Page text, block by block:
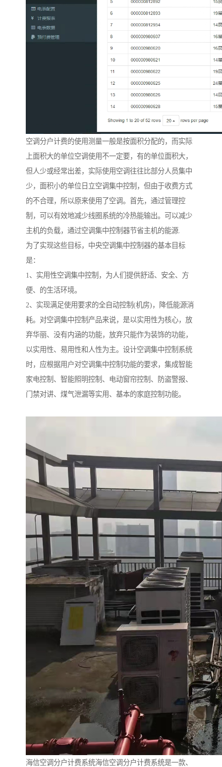
空调分户计费的使用测量一般是按面积分配的，而实际
上面积大的单位空调使用不一定要，有的单位面积大，
但人少或经常出差，实际使用空调往往比部分人员集中
少，面积小的单位日立空调集中控制，但由于收费方式
的不合理，所以原来使用了空调。首先，通过管理控
制，可以有效地减少线圈系统的冷热能输出。可以减少
主机的负载，通过空调集中控制器节省主机的能源.
为了实现这些目标，中央空调集中控制器的基本目标
是：
1、实用性空调集中控制，为人们提供舒适、安全、方
便、的生活环境。
2、实现满足使用要求的全自动控制(机房)，降低能源消
耗。对空调集中控制产品来说，是以实用性为核心，放
弃华丽、没有内涵的功能，放弃只能作为装饰的功能，
以实用性、易用性和人性为主。设计空调集中控制系统
时，应根据用户对空调集中控制功能的要求，集成智能
家电控制、智能照明控制、电动窗帘控制、防盗警报、
门禁对讲、煤气泄漏等实用、基本的家庭控制功能。
海信空调分户计费系统海信空调分户计费系统是一款、